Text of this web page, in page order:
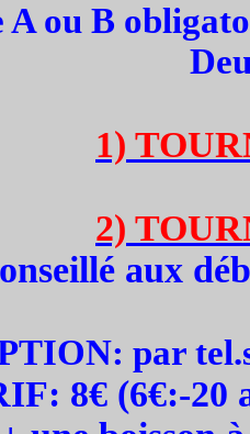
A ou B
1)
2)
aux
par
8€ (6€:-20